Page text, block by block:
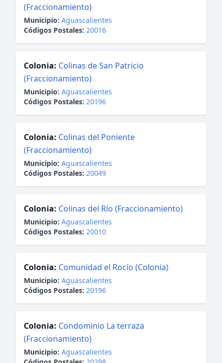
(Fraccionamiento)
Municipio: Aguascalientes
Códigos Postales: 20016
Colonia: Colinas de San Patricio
(Fraccionamiento)
Municipio: Aguascalientes
Códigos Postales: 20196
Colonia: Colinas del Poniente
(Fraccionamiento)
Municipio: Aguascalientes
Códigos Postales: 20049
Colonia: Colinas del Río (Fraccionamiento)
Municipio: Aguascalientes
Códigos Postales: 20010
Colonia: Comunidad el Rocío (Colonia)
Municipio: Aguascalientes
Códigos Postales: 20196
Colonia: Condominio La terraza
(Fraccionamiento)
Municipio: Aguascalientes